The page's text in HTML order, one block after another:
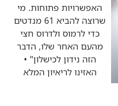
האפשרויות פתוחות. מי
שרוצה להביא 61 מנדטים
כדי לרמוס ולדרוס חצי
מהעם האחר שלו, הדבר
הזה נידון לכישלון" •
האזינו לריאיון המלא